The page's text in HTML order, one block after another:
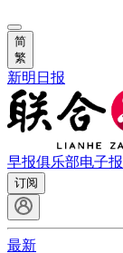
简
繁
新明日报
早报俱乐部电子报
订阅
最新